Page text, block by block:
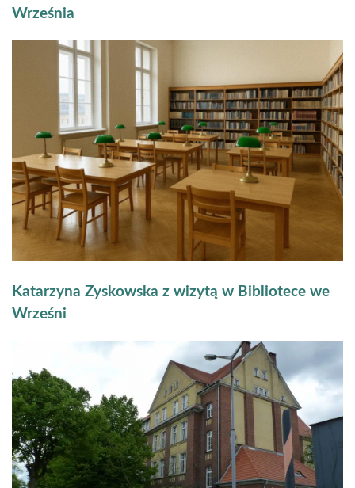
Września
Katarzyna Zyskowska z wizytą w Bibliotece we
Wrześni